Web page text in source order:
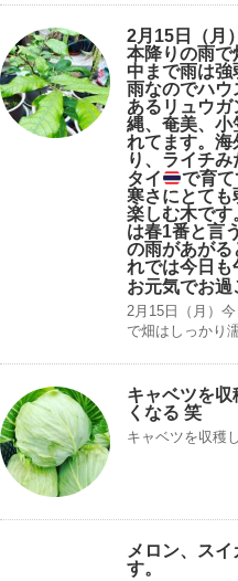
2月15日（月
本降りの雨で
中まで雨は強
雨なのでハウ
あるリュウ
縄、奄美、小
れてます。海
り、ライチ
タイ
で育て
寒さにとても
楽しむ木です
は春1番と言
の雨があがる
れでは今日も
お元気でお過
2月15日（月）
で畑はしっかり
キャベツを
くなる 笑
キャベツを収穫
メロン、ス
す。